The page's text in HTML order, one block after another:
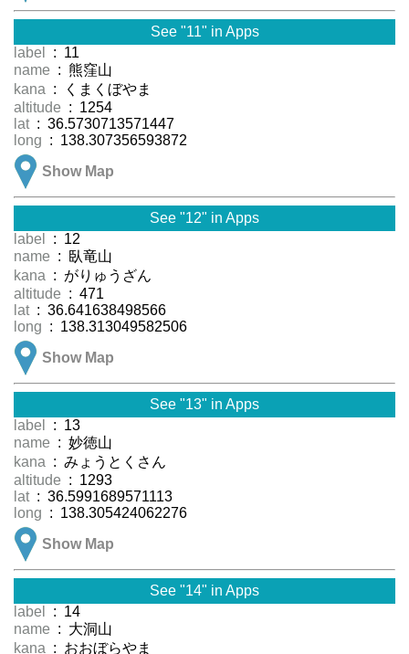
See "11" in Apps
label
: 11
name : 熊窪山
kana : くまくぼやま
altitude : 1254
lat : 36.5730713571447
long : 138.307356593872
Show Map
See "12" in Apps
label
: 12
name : 臥竜山
kana : がりゅうざん
altitude : 471
lat : 36.641638498566
long : 138.313049582506
Show Map
See "13" in Apps
label
: 13
name : 妙徳山
kana : みょうとくさん
altitude : 1293
lat : 36.5991689571113
long : 138.305424062276
Show Map
See "14" in Apps
label
: 14
name : 大洞山
kana : おおぼらやま